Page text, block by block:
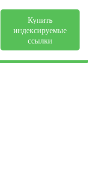
Купить
индексируемые
ссылки